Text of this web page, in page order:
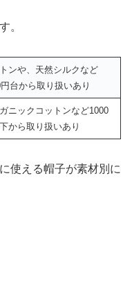
。
ンや、天然シルクなど
台から取り扱いあり
ニックコットンなど1000
から取り扱いあり
使える帽子が素材別に